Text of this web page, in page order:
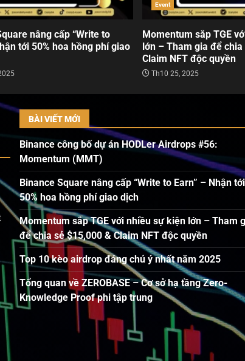
nâng cấp “Write to
tới 50% hoa hồng phí giao
Event
Momentum sắp TGE
lớn – Tham gia để chia
Claim NFT độc quyền
Th10 25, 2025
BÀI VIẾT MỚI
Binance công bố dự án HODLer Airdrops #56:
Momentum (MMT)
Binance Square nâng cấp “Write to Earn” – Nhận tới
50% hoa hồng phí giao dịch
Momentum sắp TGE với nhiều sự kiện lớn – Tham
để chia sẻ $15,000 & Claim NFT độc quyền
Top 10 kèo airdrop đáng chú ý nhất năm 2025
Tổng quan về ZEROBASE – Cơ sở hạ tầng Zero-
Knowledge Proof phi tập trung